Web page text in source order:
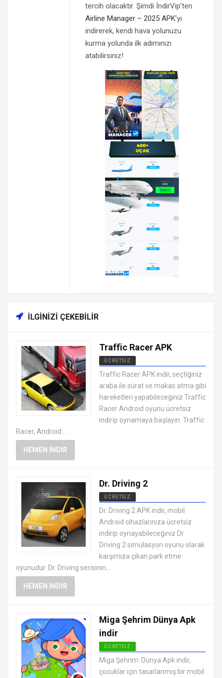
tercih olacaktır. Şimdi İndirVip’ten
Airline Manager – 2025 APK’yı
indirerek, kendi hava yolunuzu
kurma yolunda ilk adımınızı
atabilirsiniz!
İLGINIZI ÇEKEBILIR
Traffic Racer APK
ÜCRETSIZ
EN İYI ANDROID APK OYUNLARI
ÜCRETSIZ
Traffic Racer APK indir, seçtiğiniz
araba ile sürat ve makas atma gibi
hareketleri yapabileceğiniz Traffic
Racer Android oyunu ücretsiz
indirip oynamaya başlayın. Traffic
Racer, Android...
HEMEN İNDIR
Dr. Driving 2
ÜCRETSIZ
EN İYI ANDROID APK OYUNLARI
ÜCRETSIZ
Dr. Driving 2 APK indir, mobil
Android cihazlarınıza ücretsiz
indirip oynayabileceğiniz Dr.
Driving 2 simülasyon oyunu olarak
karşımıza çıkan park etme
oyunudur. Dr. Driving serisinin...
HEMEN İNDIR
Miga Şehrim Dünya Apk
indir
ÜCRETSIZ
EN İYI ANDROID APK OYUNLARI
ÜCRETSIZ
Miga Şehrim: Dünya Apk indir,
çocuklar için tasarlanmış bir mobil